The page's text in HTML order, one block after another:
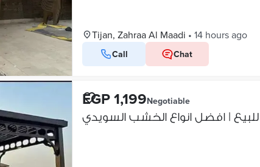
Tijan, Zahraa Al Maadi • 14 hours ago
Call Chat
EGP 1,199Negotiable